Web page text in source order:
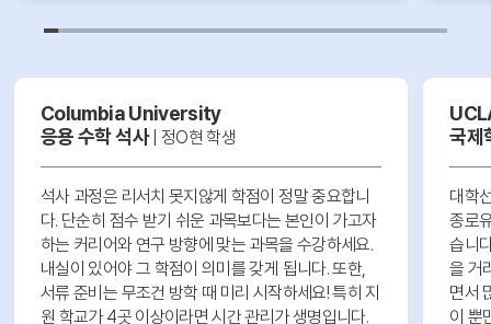
Columbia University
응용 수학 석사| 정O현 학생
석사 과정은 리서치 못지않게 학점이 정말 중요합니
다. 단순히 점수 받기 쉬운 과목보다는 본인이 가고자
하는 커리어와 연구 방향에 맞는 과목을 수강하세요.
내실이 있어야 그 학점이 의미를 갖게 됩니다. 또한,
서류 준비는 무조건 방학 때 미리 시작하세요! 특히 지
원 학교가 4곳 이상이라면 시간 관리가 생명입니다.
국제
대학
종로
습니
을 거
면서 많은
이 뿐